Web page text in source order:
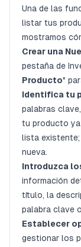
Una de las
listar tus
mostramos
Crear una
pestaña de
Producto"
Identifica tu
palabras
tu producto
lista
nueva.
Introduzca
información
título, la
palabra clave
Establecer
gestionar los